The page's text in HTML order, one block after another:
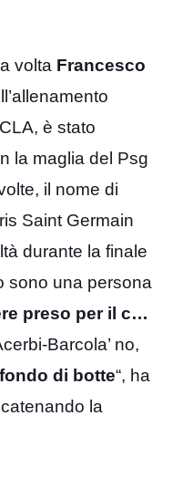
volta Francesco
è stato
la maglia del Psg
il nome di
Saint Germain
durante la finale
sono una persona
preso per il c…
Barcola’ no,
di botte“, ha
la